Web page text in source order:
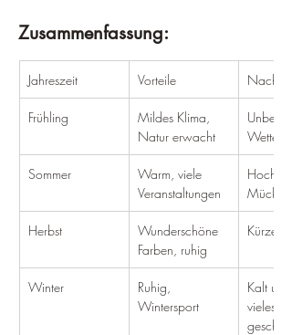
Zusammenfassung:
Jahreszeit Vorteile Nachteile
Frühling
Mildes Klima,
Natur erwacht
Wetter
Sommer
Warm, viele
Veranstaltungen
Mücken
Herbst
Wunderschöne
Farben, ruhig
Kürzere
Winter
Ruhig,
Wintersport
Kalt und
vieles